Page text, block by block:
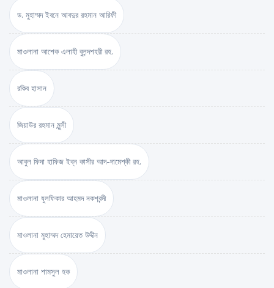
ড. মুহাম্মদ ইবনে আবদুর রহমান আরিফী
মাওলানা আশেক এলাহী বুলন্দশহরী রহ.
রকিব হাসান
জিয়াউর রহমান মুন্সী
আবুল ফিদা হাফিজ ইব্‌ন কাসীর আদ-দামেশ্‌কী রহ.
মাওলানা যুলফিকার আহমদ নকশবন্দী
মাওলানা মুহাম্মদ হেমায়েত উদ্দীন
মাওলানা শামসুল হক